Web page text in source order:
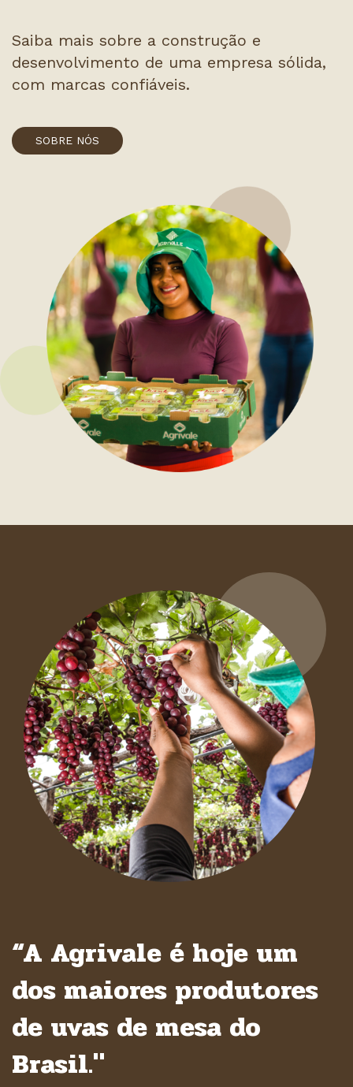
Saiba mais sobre a construção e
desenvolvimento de uma empresa sólida,
com marcas confiáveis.
SOBRE NÓS
“A Agrivale é hoje um
dos maiores produtores
de uvas de mesa do
Brasil."